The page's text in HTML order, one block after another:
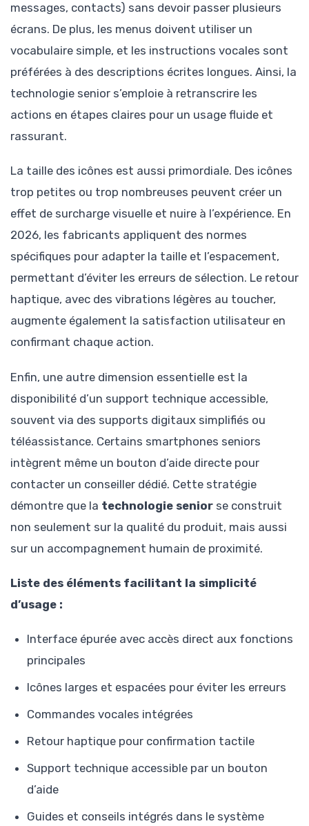
messages, contacts) sans devoir passer plusieurs
écrans. De plus, les menus doivent utiliser un
vocabulaire simple, et les instructions vocales sont
préférées à des descriptions écrites longues. Ainsi, la
technologie senior s’emploie à retranscrire les
actions en étapes claires pour un usage fluide et
rassurant.
La taille des icônes est aussi primordiale. Des icônes
trop petites ou trop nombreuses peuvent créer un
effet de surcharge visuelle et nuire à l’expérience. En
2026, les fabricants appliquent des normes
spécifiques pour adapter la taille et l’espacement,
permettant d’éviter les erreurs de sélection. Le retour
haptique, avec des vibrations légères au toucher,
augmente également la satisfaction utilisateur en
confirmant chaque action.
Enfin, une autre dimension essentielle est la
disponibilité d’un support technique accessible,
souvent via des supports digitaux simplifiés ou
téléassistance. Certains smartphones seniors
intègrent même un bouton d’aide directe pour
contacter un conseiller dédié. Cette stratégie
démontre que la technologie senior se construit
non seulement sur la qualité du produit, mais aussi
sur un accompagnement humain de proximité.
Liste des éléments facilitant la simplicité
d’usage :
Interface épurée avec accès direct aux fonctions
principales
Icônes larges et espacées pour éviter les erreurs
Commandes vocales intégrées
Retour haptique pour confirmation tactile
Support technique accessible par un bouton
d’aide
Guides et conseils intégrés dans le système